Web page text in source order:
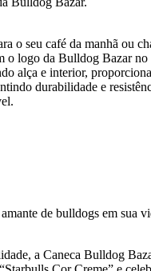
o seu café da manhã ou
o logo da Bulldog Bazar
alça e interior,
durabilidade e
de bulldogs em
a Caneca Bulldog